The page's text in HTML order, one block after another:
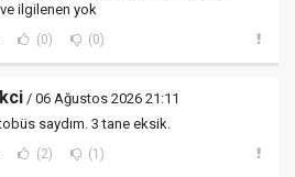
ilgilenen yok
(0) (0)
/ 06 Ağustos 2026 21:11
saydım. 3 tane eksik.
(2) (1)